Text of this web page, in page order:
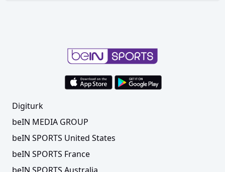
Digiturk
beIN MEDIA GROUP
beIN SPORTS United States
beIN SPORTS France